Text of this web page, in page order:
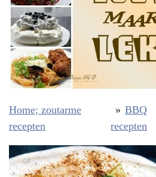
Home; zoutarme
recepten
» BBQ
recepten